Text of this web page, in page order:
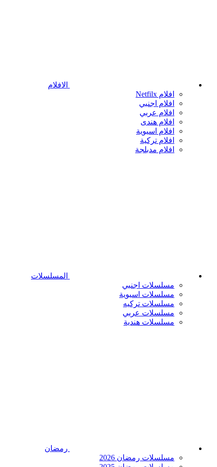
الافلام
افلام Netfilx
افلام اجنبي
افلام عربي
افلام هندى
افلام اسيوية
افلام تركية
افلام مدبلجة
المسلسلات
مسلسلات اجنبي
مسلسلات اسيوية
مسلسلات تركيه
مسلسلات عربي
مسلسلات هندية
رمضان
مسلسلات رمضان 2026